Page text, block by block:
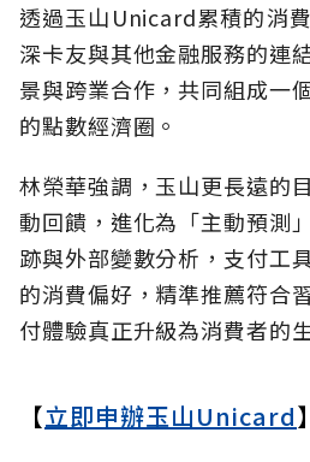
透過玉山Unicard累積的消
深卡友與其他金融服務的連
景與跨業合作，共同組成一
的點數經濟圈。
林榮華強調，玉山更長遠的
動回饋，進化為「主動預測
跡與外部變數分析，支付工
的消費偏好，精準推薦符合
付體驗真正升級為消費者的
【立即申辦玉山Unicard】